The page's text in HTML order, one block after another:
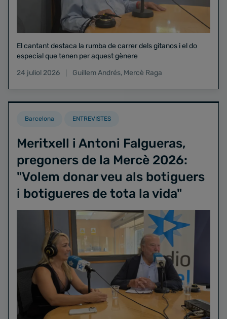
El cantant destaca la rumba de carrer dels gitanos i el do
especial que tenen per aquest gènere
24 juliol 2026
Guillem Andrés, Mercè Raga
Barcelona ENTREVISTES
Meritxell i Antoni Falgueras,
pregoners de la Mercè 2026:
"Volem donar veu als botiguers
i botigueres de tota la vida"